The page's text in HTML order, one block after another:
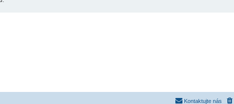
Kontaktujte nás